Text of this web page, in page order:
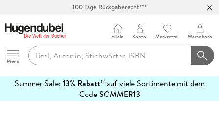
100 Tage Rückgaberecht***
Hugendubel
Menu
Filiale Konto Merkzettel Warenkorb
Summer Sale: 13% Rabatt12auf viele Sortimente mit dem
CodeSOMMER13
erfahren